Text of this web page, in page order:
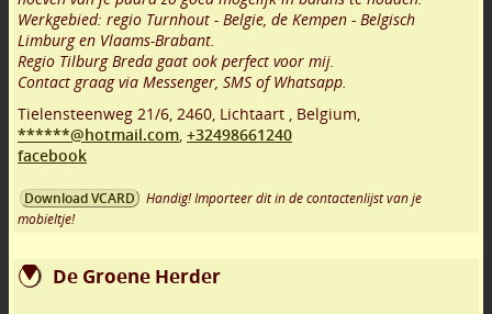
Werkgebied: regio Turnhout - Belgie, de Kempen - Belgisch
Limburg en Vlaams-Brabant.
Regio Tilburg Breda gaat ook perfect voor mij.
Contact graag via Messenger, SMS of Whatsapp.
Tielensteenweg 21/6, 2460, Lichtaart , Belgium,
******@hotmail.com, +32498661240
facebook
Download VCARD
Handig! Importeer dit in de contactenlijst van je
mobieltje!
De Groene Herder